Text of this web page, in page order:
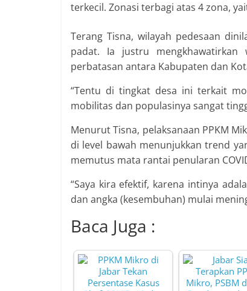
terkecil. Zonasi terbagi atas 4 zona,
Terang Tisna, wilayah pedesaan
padat. Ia justru
perbatasan antara Kabupaten dan
“Tentu di tingkat desa ini terkait
mobilitas dan populasinya sangat
Menurut Tisna, pelaksanaan PPKM
di level bawah menunjukkan trend
memutus mata rantai penularan
“Saya kira efektif, karena intinya
dan angka (kesembuhan) mulai
Baca Juga :